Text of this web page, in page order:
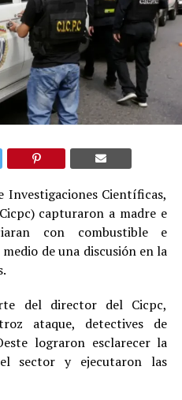
Investigaciones Científicas,
capturaron a madre e
con combustible e
de una discusión en la
del director del Cicpc,
ataque, detectives de
lograron esclarecer la
sector y ejecutaron las